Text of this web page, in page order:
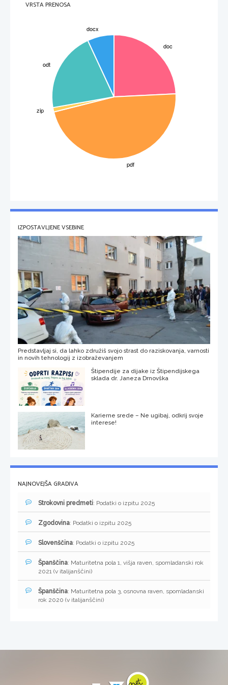
VRSTA PRENOSA
IZPOSTAVLJENE VSEBINE
Predstavljaj si, da lahko združiš svojo strast do raziskovanja, varnosti
in novih tehnologij z izobraževanjem
Štipendije za dijake iz Štipendijskega
sklada dr. Janeza Drnovška
Karierne srede – Ne ugibaj, odkrij svoje
interese!
NAJNOVEJŠA GRADIVA
Strokovni predmeti: Podatki o izpitu 2025
Zgodovina: Podatki o izpitu 2025
Slovenščina: Podatki o izpitu 2025
Španščina: Maturitetna pola 1, višja raven, spomladanski rok
2021 (v italijanščini)
Španščina: Maturitetna pola 3, osnovna raven, spomladanski
rok 2020 (v italijanščini)